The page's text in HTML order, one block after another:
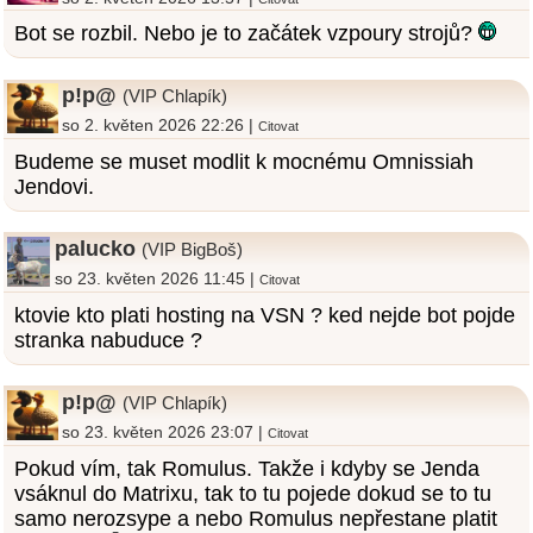
Bot se rozbil. Nebo je to začátek vzpoury strojů?
p!p@ (VIP Chlapík)
so 2. květen 2026 22:26 |Citovat
Budeme se muset modlit k mocnému Omnissiah
Jendovi.
palucko (VIP BigBoš)
so 23. květen 2026 11:45 | Citovat
ktovie kto plati hosting na VSN ? ked nejde bot pojde
stranka nabuduce ?
p!p@ (VIP Chlapík)
so 23. květen 2026 23:07 |Citovat
Pokud vím, tak Romulus. Takže i kdyby se Jenda
vsáknul do Matrixu, tak to tu pojede dokud se to tu
samo nerozsype a nebo Romulus nepřestane platit